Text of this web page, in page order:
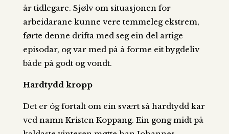
år tidlegare. Sjølv om situasjonen for
arbeidarane kunne vere temmeleg ekstrem,
førte denne drifta med seg ein del artige
episodar, og var med på å forme eit bygdeliv
både på godt og vondt.
Hardtydd kropp
Det er óg fortalt om ein svært så hardtydd kar
ved namn Kristen Koppang. Ein gong midt på